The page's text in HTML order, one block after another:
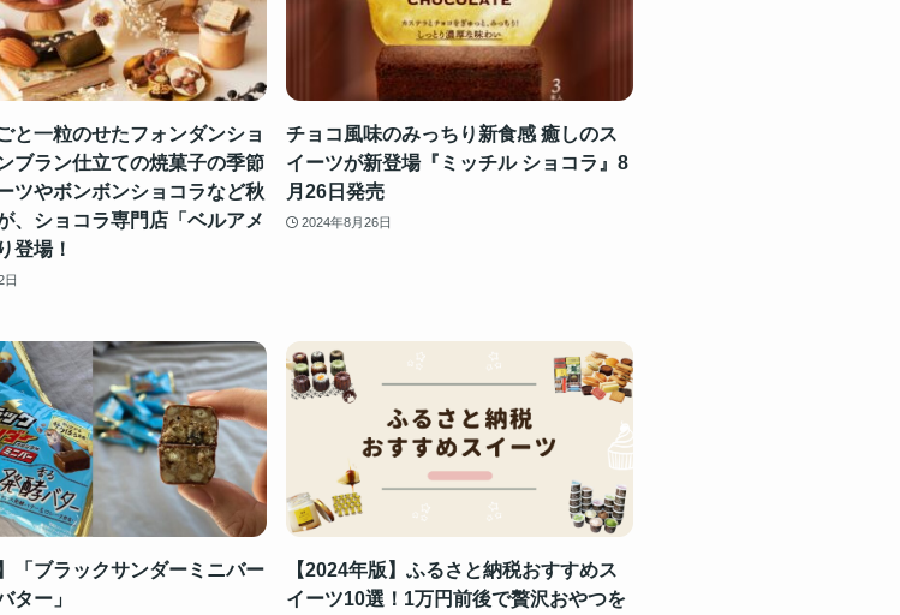
と一粒のせたフォンダンショ
ブラン仕立ての焼菓子の季節
ツやボンボンショコラなど秋
、ショコラ専門店「ベルアメ
登場！
日
チョコ風味のみっちり新食感 癒しのス
イーツが新登場『ミッチル ショコラ』8
月26日発売
2024年8月26日
「ブラックサンダーミニバー
ター」
【2024年版】ふるさと納税おすすめス
イーツ10選！1万円前後で贅沢おやつを